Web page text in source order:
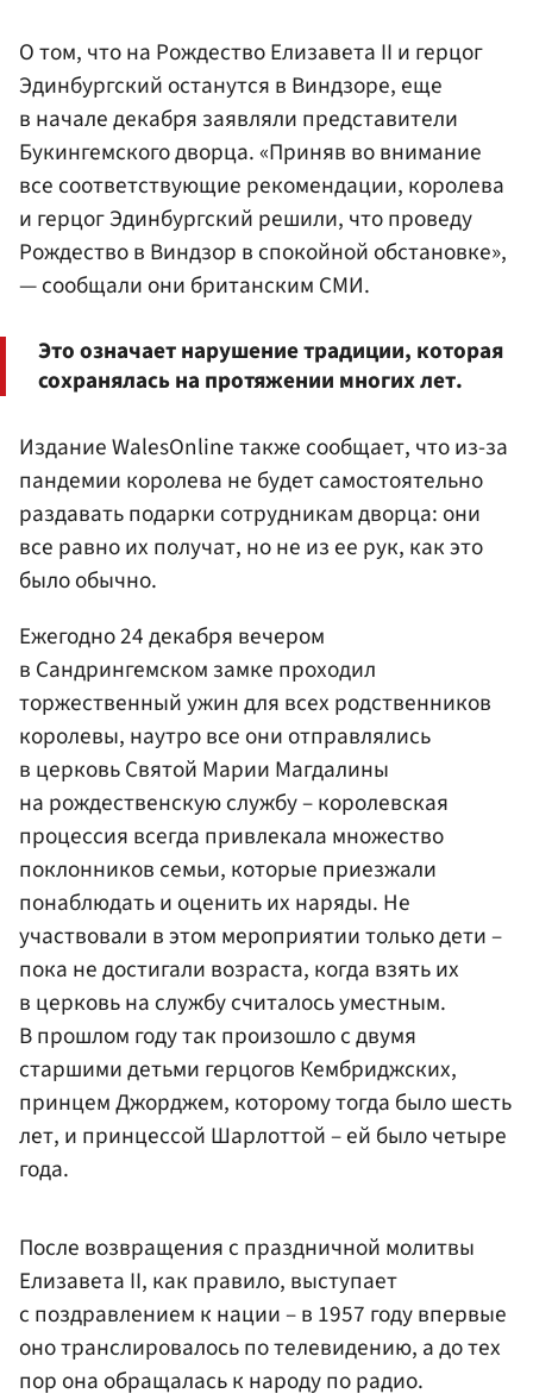
О том, что на Рождество Елизавета II и герцог
Эдинбургский останутся в Виндзоре, еще
в начале декабря заявляли представители
Букингемского дворца. «Приняв во внимание
все соответствующие рекомендации, королева
и герцог Эдинбургский решили, что проведу
Рождество в Виндзор в спокойной обстановке»,
— сообщали они британским СМИ.
Это означает нарушение традиции, которая
сохранялась на протяжении многих лет.
Издание WalesOnline также сообщает, что из-за
пандемии королева не будет самостоятельно
раздавать подарки сотрудникам дворца: они
все равно их получат, но не из ее рук, как это
было обычно.
Ежегодно 24 декабря вечером
в Сандрингемском замке проходил
торжественный ужин для всех родственников
королевы, наутро все они отправлялись
в церковь Святой Марии Магдалины
на рождественскую службу – королевская
процессия всегда привлекала множество
поклонников семьи, которые приезжали
понаблюдать и оценить их наряды. Не
участвовали в этом мероприятии только дети –
пока не достигали возраста, когда взять их
в церковь на службу считалось уместным.
В прошлом году так произошло с двумя
старшими детьми герцогов Кембриджских,
принцем Джорджем, которому тогда было шесть
лет, и принцессой Шарлоттой – ей было четыре
года.
После возвращения с праздничной молитвы
Елизавета II, как правило, выступает
с поздравлением к нации – в 1957 году впервые
оно транслировалось по телевидению, а до тех
пор она обращалась к народу по радио.